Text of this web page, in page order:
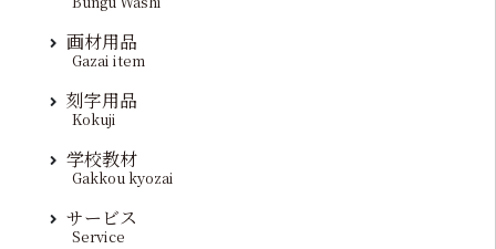
画材用品
Gazai item
刻字用品
Kokuji
学校教材
Gakkou kyozai
サービス
Service